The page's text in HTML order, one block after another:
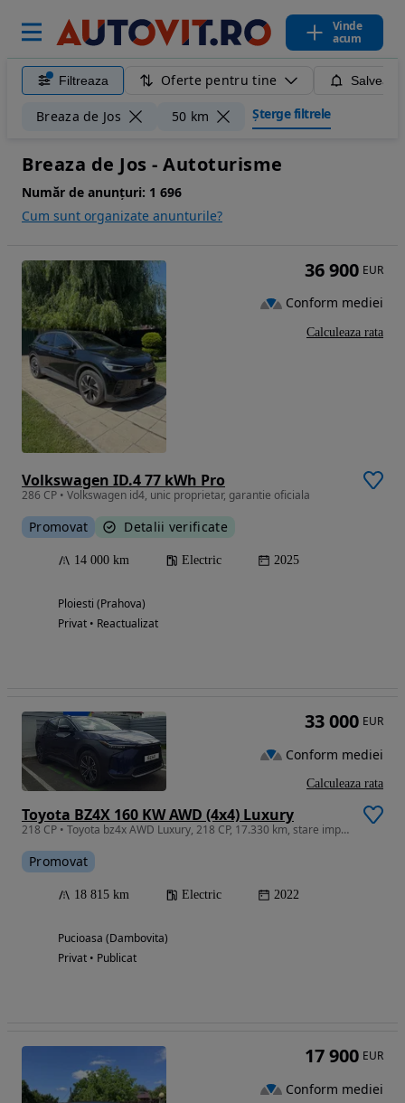
Vinde
acum
Filtreaza Oferte pentru tine
Breaza de Jos 50 km Șterge filtrele
Breaza de Jos - Autoturisme
Număr de anunțuri: 1 696
Cum sunt organizate anunturile?
Volkswagen ID.4 77 kWh Pro
286 CP • Volkswagen id4, unic proprietar, garantie oficiala
Promovat Detalii verificate
14 000 km Electric 2025
Ploiesti (Prahova)
Privat • Reactualizat
36 900 EUR
Conform mediei
Calculeaza rata
Toyota BZ4X 160 KW AWD (4x4) Luxury
218 CP • Toyota bz4x AWD Luxury, 218 CP, 17.330 km, stare impecabila
Promovat
18 815 km Electric 2022
Pucioasa (Dambovita)
Privat • Publicat
33 000 EUR
Conform mediei
Calculeaza rata
17 900 EUR
Conform mediei